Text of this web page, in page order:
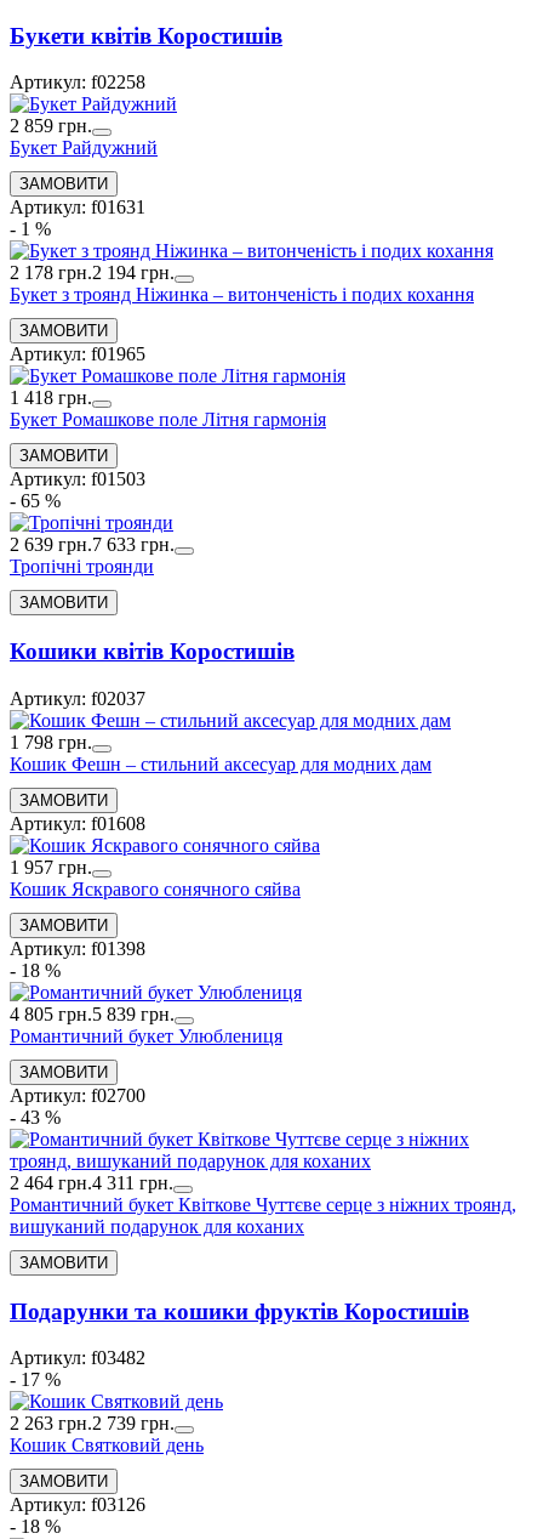
Букети квiтiв Коростишів
Артикул: f02258
2 859 грн.
Букет Райдужний
Артикул: f01631
- 1 %
2 178 грн.2 194 грн.
Букет з троянд Ніжинка – витонченість і подих кохання
Артикул: f01965
1 418 грн.
Букет Ромашкове поле Літня гармонія
Артикул: f01503
- 65 %
2 639 грн.7 633 грн.
Тропічні троянди
Кошики квітів Коростишів
Артикул: f02037
1 798 грн.
Кошик Фешн – стильний аксесуар для модних дам
Артикул: f01608
1 957 грн.
Кошик Яскравого сонячного сяйва
Артикул: f01398
- 18 %
4 805 грн.5 839 грн.
Романтичний букет Улюблениця
Артикул: f02700
- 43 %
2 464 грн.4 311 грн.
Романтичний букет Квіткове Чуттєве серце з ніжних троянд,
вишуканий подарунок для коханих
Подарунки та кошики фруктів Коростишів
Артикул: f03482
- 17 %
2 263 грн.2 739 грн.
Кошик Святковий день
Артикул: f03126
- 18 %